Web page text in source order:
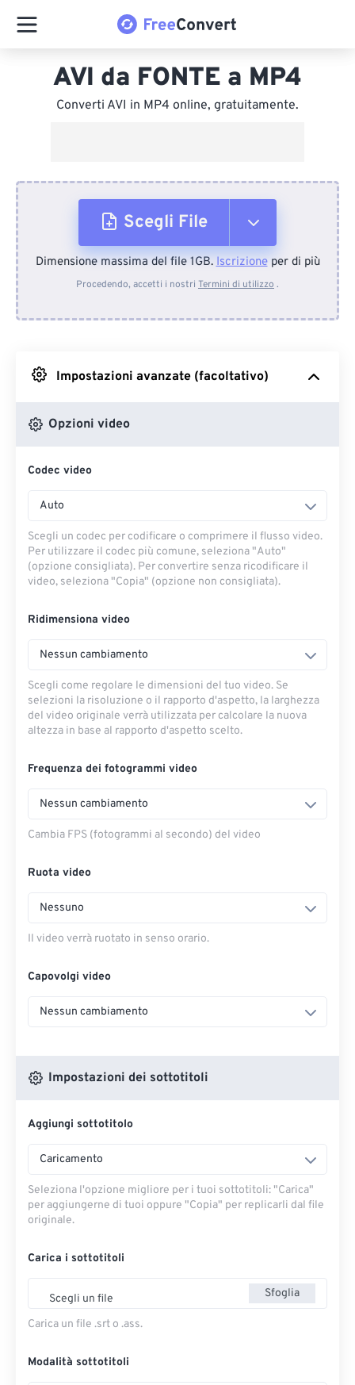
AVI da FONTE a MP4
Converti AVI in MP4 online, gratuitamente.
Scegli File
Dal dispositivo
Da Google Drive
Dimensione massima del file 1GB.Iscrizioneper di più
Procedendo, accetti i nostri Termini di utilizzo .
Impostazioni avanzate (facoltativo)
Opzioni video
Codec video
Auto
Scegli un codec per codificare o comprimere il flusso video.
Per utilizzare il codec più comune, seleziona "Auto"
(opzione consigliata). Per convertire senza ricodificare il
video, seleziona "Copia" (opzione non consigliata).
Ridimensiona video
Nessun cambiamento
Scegli come regolare le dimensioni del tuo video. Se
selezioni la risoluzione o il rapporto d'aspetto, la larghezza
del video originale verrà utilizzata per calcolare la nuova
altezza in base al rapporto d'aspetto scelto.
Frequenza dei fotogrammi video
Nessun cambiamento
Cambia FPS (fotogrammi al secondo) del video
Ruota video
Nessuno
Il video verrà ruotato in senso orario.
Capovolgi video
Nessun cambiamento
Impostazioni dei sottotitoli
Aggiungi sottotitolo
Caricamento
Seleziona l'opzione migliore per i tuoi sottotitoli: "Carica" ​​
per aggiungerne di tuoi oppure "Copia" per replicarli dal file
originale.
Carica i sottotitoli
Scegli un file Sfoglia
Carica un file .srt o .ass.
Modalità sottotitoli